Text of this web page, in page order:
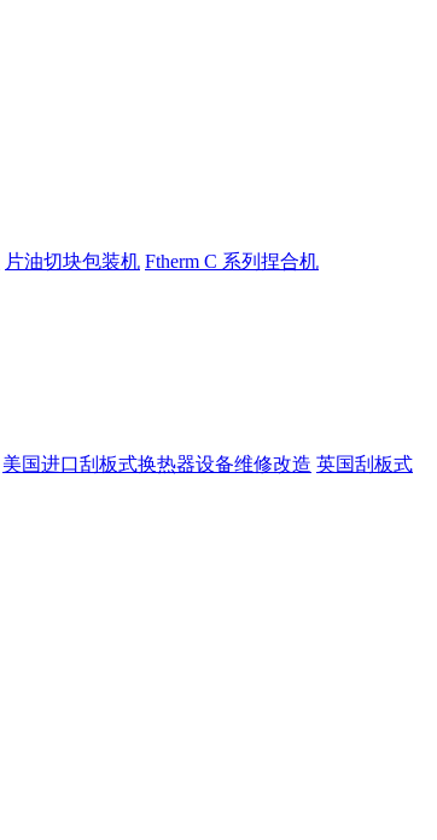
片油切块包装机 Ftherm C 系列捏合机
美国进口刮板式换热器设备维修改造 英国刮板式